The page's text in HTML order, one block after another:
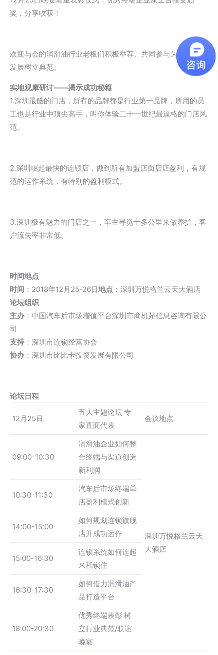
奖，分享收获！
欢迎与会的润滑油行业老板们积极举荐、共同参与为行业健康
发展树立典范。
实地观摩研讨——揭示成功秘籍
1.深圳最酷的门店，所有的品牌都是行业第一品牌，所用的员
工也是行业中顶尖高手，叫你体验二十一世纪最逼格的门店风
范。
2.深圳崛起最快的连锁店，做到所有加盟店面店店盈利，有规
范的运作系统，有特别的盈利模式。
3.深圳极有魅力的门店之一，车主寻觅十多公里来做养护，客
户流失率非常低。
时间地点
时间 ：2018年12月25-26日地点 ：深圳万悦格兰云天大酒店
论坛组织
主办：中国汽车后市场增值平台深圳市商机苑信息咨询有限公
司
支持 ：深圳市连锁经营协会
协办：深圳市比比卡投资发展有限公司
论坛日程
12月25日
五大主题论坛 专
家直面代表
会议地点
09:00-10:30
润滑油企业如何整
合终端与渠道创造
新利润
深圳万悦格兰云天
大酒店
10:30-11:30
汽车后市场终端单
店盈利模式创新
14:00-15:00
如何规划连锁旗舰
店并成功运作
15:00-16:30
连锁系统如何连起
来和锁住
16:30-17:30
如何借力润滑油产
品打造平台
18:00-20:30
优秀终端表彰 树
立行业典范/联谊
晚宴